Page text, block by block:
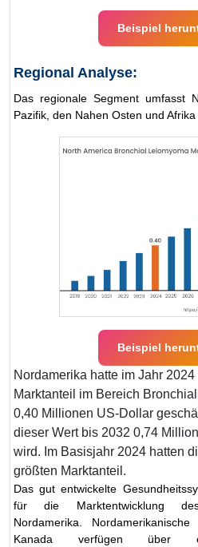
Beispiel
Regional Analyse:
Das regionale Segment umfasst
Pazifik, den Nahen Osten und
Beispiel
Nordamerika hatte im Jahr
Marktanteil im Bereich
0,40 Millionen US-Dollar
dieser Wert bis 2032 0,74
wird. Im Basisjahr 2024 hatten
größten Marktanteil.
Das gut entwickelte
für die Marktentwicklung
Nordamerika.
Kanada verfügen über